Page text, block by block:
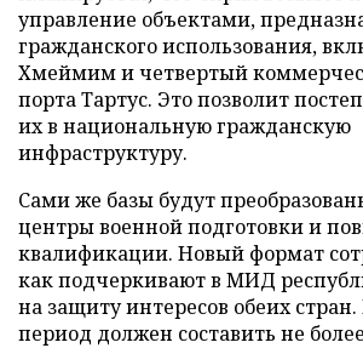
управление объектами,
гражданского использования,
Хмеймим и четвертый
порта Тартус. Это позволит
их в национальную гражданскую
инфраструктуру.
Сами же базы будут
центры военной подготовки и
квалификации. Новый формат
как подчеркивают в МИД
на защиту интересов обеих
период должен составить не